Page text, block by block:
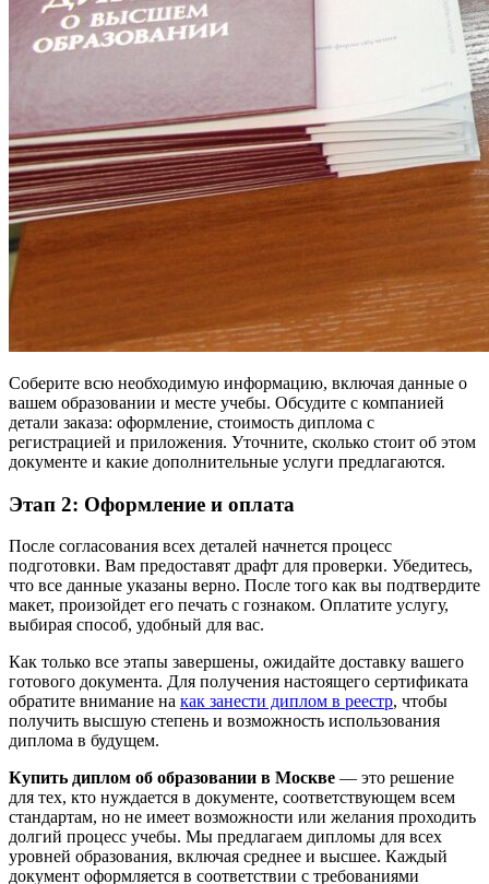
Соберите всю необходимую информацию, включая данные о
вашем образовании и месте учебы. Обсудите с компанией
детали заказа: оформление, стоимость диплома с
регистрацией и приложения. Уточните, сколько стоит об этом
документе и какие дополнительные услуги предлагаются.
Этап 2: Оформление и оплата
После согласования всех деталей начнется процесс
подготовки. Вам предоставят драфт для проверки. Убедитесь,
что все данные указаны верно. После того как вы подтвердите
макет, произойдет его печать с гознаком. Оплатите услугу,
выбирая способ, удобный для вас.
Как только все этапы завершены, ожидайте доставку вашего
готового документа. Для получения настоящего сертификата
обратите внимание на как занести диплом в реестр, чтобы
получить высшую степень и возможность использования
диплома в будущем.
Купить диплом об образовании в Москве — это решение
для тех, кто нуждается в документе, соответствующем всем
стандартам, но не имеет возможности или желания проходить
долгий процесс учебы. Мы предлагаем дипломы для всех
уровней образования, включая среднее и высшее. Каждый
документ оформляется в соответствии с требованиями